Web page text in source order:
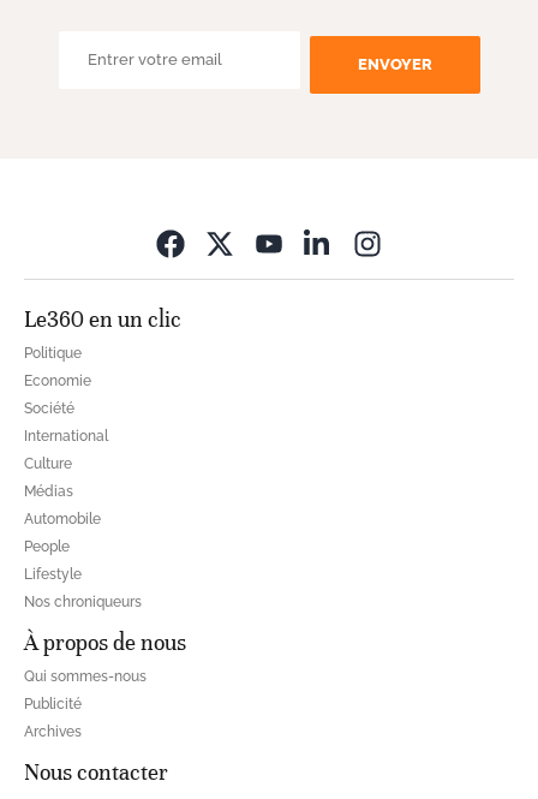
ENVOYER
Le360 en un clic
Politique
Economie
Société
International
Culture
Médias
Automobile
People
Lifestyle
Nos chroniqueurs
À propos de nous
Qui sommes-nous
Publicité
Archives
Nous contacter